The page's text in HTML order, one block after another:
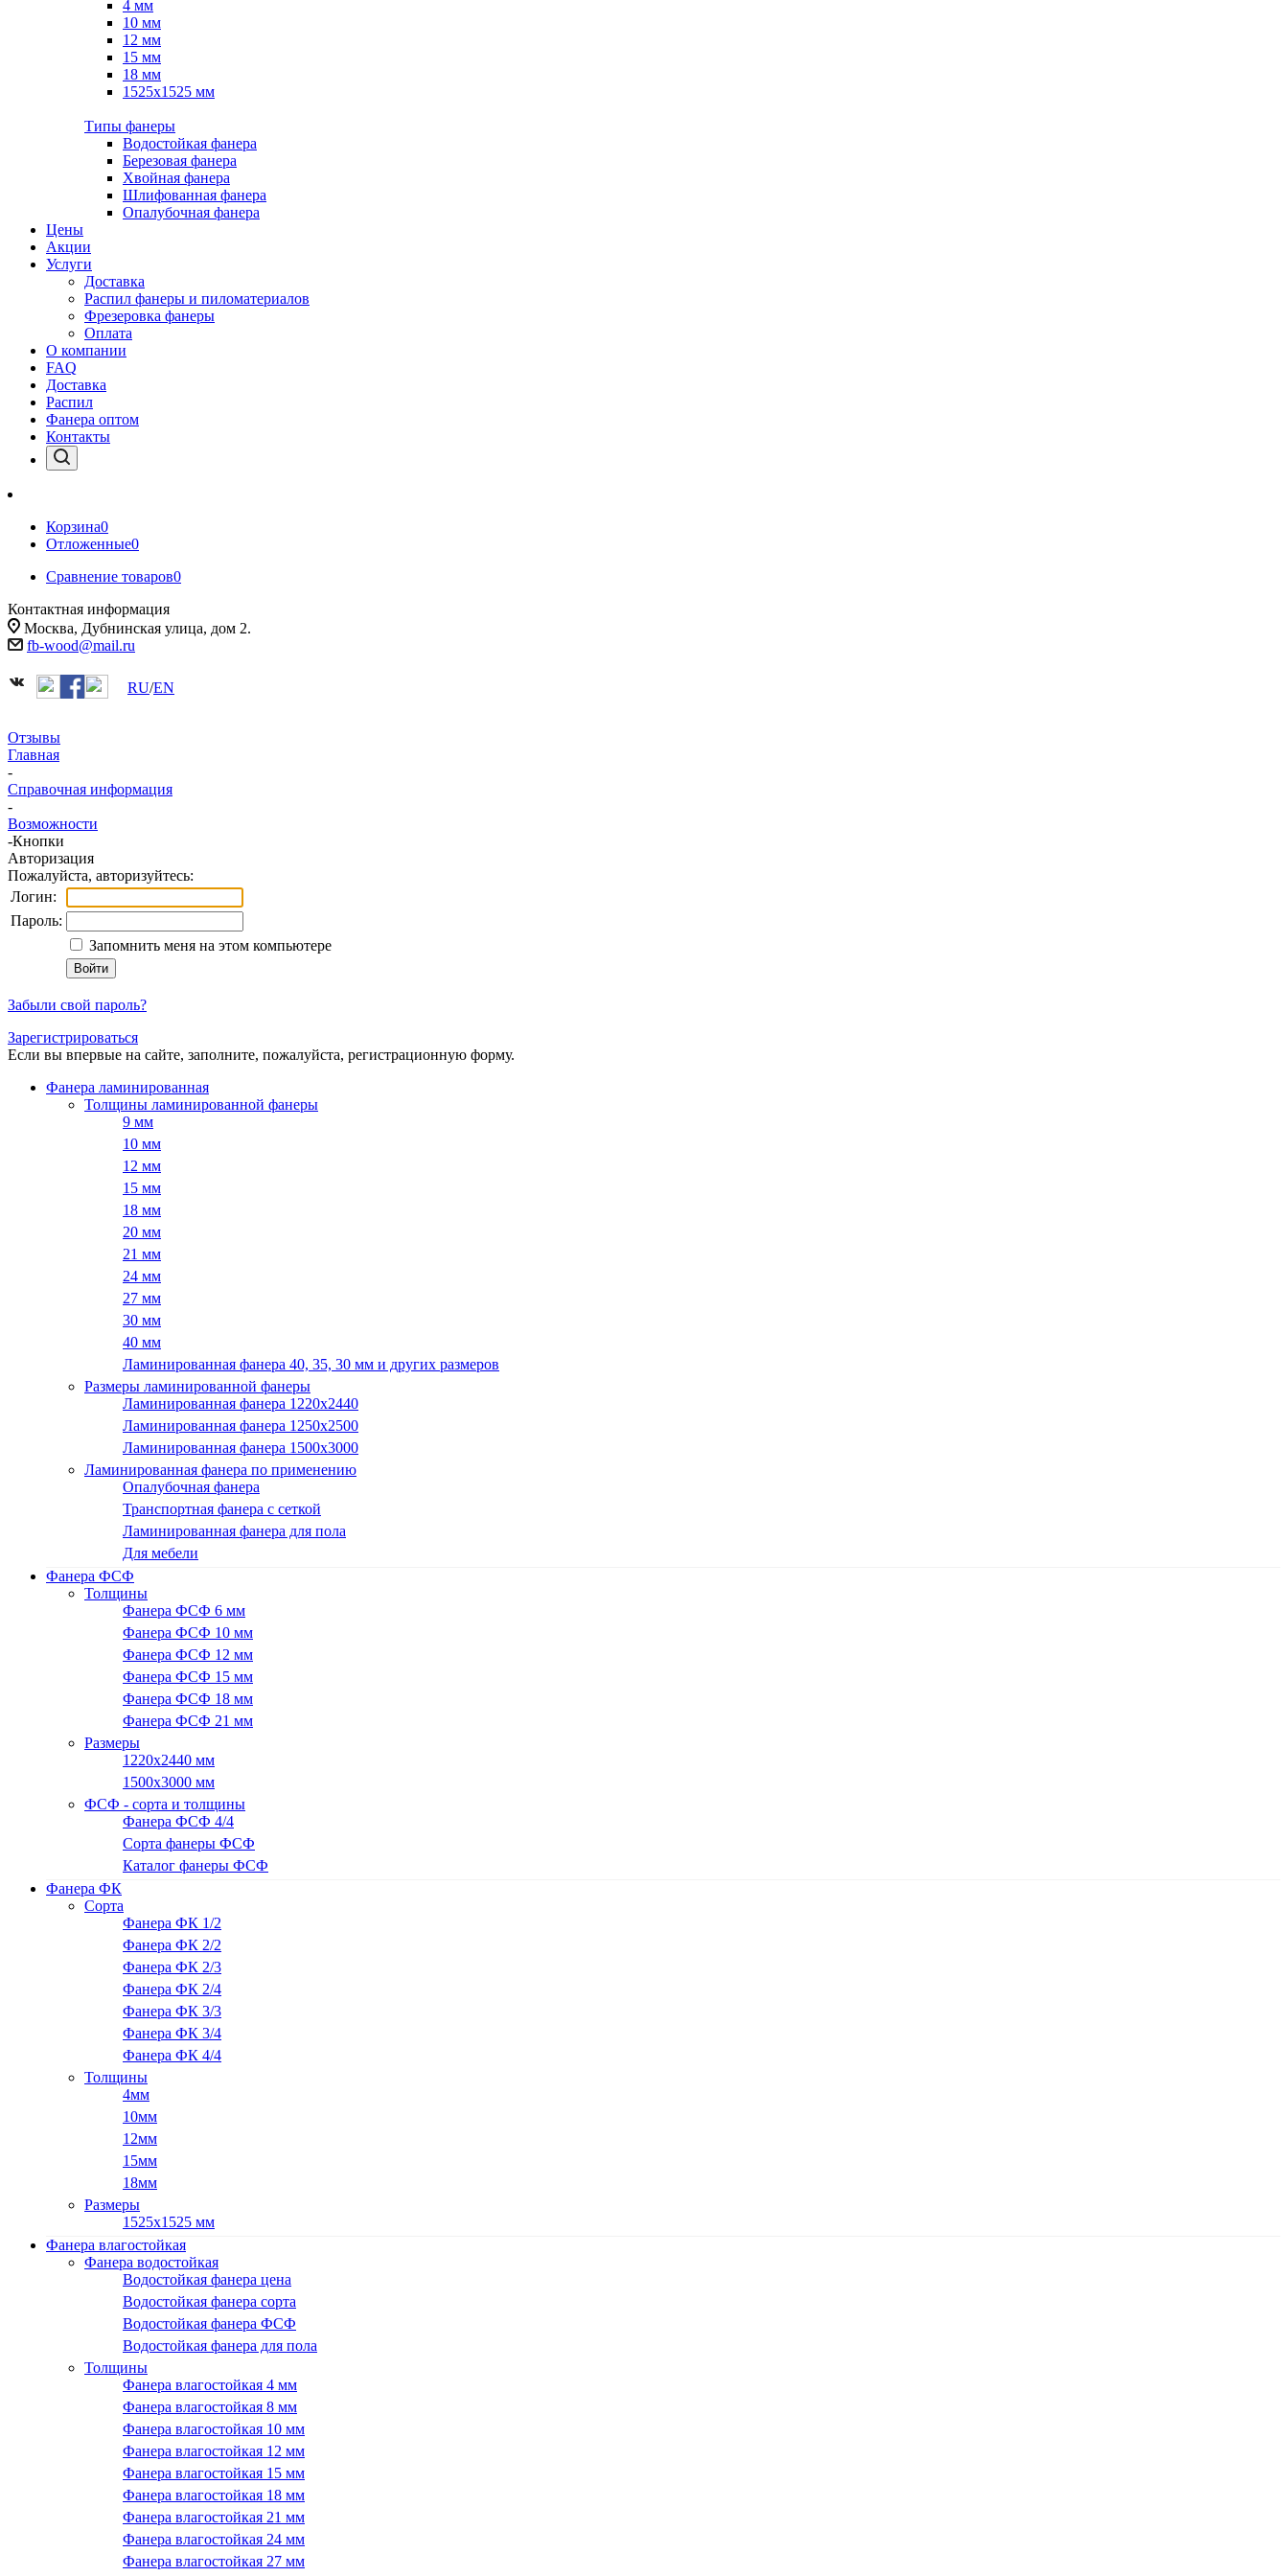
4 мм
10 мм
12 мм
15 мм
18 мм
1525х1525 мм
Типы фанеры
Водостойкая фанера
Березовая фанера
Хвойная фанера
Шлифованная фанера
Опалубочная фанера
Цены
Акции
Услуги
Доставка
Распил фанеры и пиломатериалов
Фрезеровка фанеры
Оплата
О компании
FAQ
Доставка
Распил
Фанера оптом
Контакты
Корзина0
Отложенные0
Сравнение товаров0
Контактная информация
Москва, Дубнинская улица, дом 2.
fb-wood@mail.ru
RU/EN
Отзывы
Главная
-
Справочная информация
-
Возможности
-Кнопки
Авторизация
Пожалуйста, авторизуйтесь:
Логин:
Пароль:
Запомнить меня на этом компьютере
Забыли свой пароль?
Зарегистрироваться
Если вы впервые на сайте, заполните, пожалуйста, регистрационную форму.
Фанера ламинированная
Толщины ламинированной фанеры
9 мм
10 мм
12 мм
15 мм
18 мм
20 мм
21 мм
24 мм
27 мм
30 мм
40 мм
Ламинированная фанера 40, 35, 30 мм и других размеров
Размеры ламинированной фанеры
Ламинированная фанера 1220x2440
Ламинированная фанера 1250х2500
Ламинированная фанера 1500x3000
Ламинированная фанера по применению
Опалубочная фанера
Транспортная фанера с сеткой
Ламинированная фанера для пола
Для мебели
Фанера ФСФ
Толщины
Фанера ФСФ 6 мм
Фанера ФСФ 10 мм
Фанера ФСФ 12 мм
Фанера ФСФ 15 мм
Фанера ФСФ 18 мм
Фанера ФСФ 21 мм
Размеры
1220х2440 мм
1500х3000 мм
ФСФ - сорта и толщины
Фанера ФСФ 4/4
Сорта фанеры ФСФ
Каталог фанеры ФСФ
Фанера ФК
Сорта
Фанера ФК 1/2
Фанера ФК 2/2
Фанера ФК 2/3
Фанера ФК 2/4
Фанера ФК 3/3
Фанера ФК 3/4
Фанера ФК 4/4
Толщины
4мм
10мм
12мм
15мм
18мм
Размеры
1525х1525 мм
Фанера влагостойкая
Фанера водостойкая
Водостойкая фанера цена
Водостойкая фанера сорта
Водостойкая фанера ФСФ
Водостойкая фанера для пола
Толщины
Фанера влагостойкая 4 мм
Фанера влагостойкая 8 мм
Фанера влагостойкая 10 мм
Фанера влагостойкая 12 мм
Фанера влагостойкая 15 мм
Фанера влагостойкая 18 мм
Фанера влагостойкая 21 мм
Фанера влагостойкая 24 мм
Фанера влагостойкая 27 мм